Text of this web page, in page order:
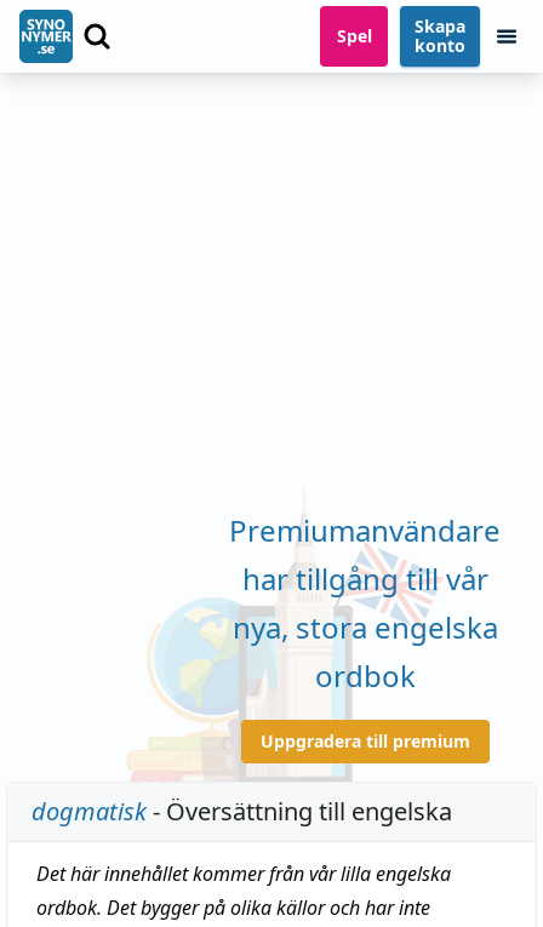
Spel
Skapa
konto
Premiumanvändare
har tillgång till vår
nya, stora engelska
ordbok
Uppgradera till premium
dogmatisk- Översättning till engelska
Det här innehållet kommer från vår lilla engelska
ordbok. Det bygger på olika källor och har inte